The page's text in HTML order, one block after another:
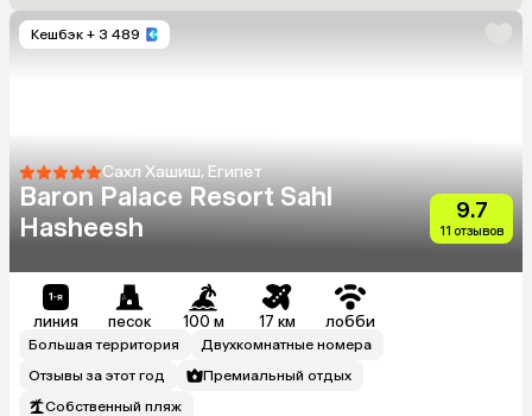
Кешбэк + 3 489
Сахл Хашиш, Египет
Baron Palace Resort Sahl
Hasheesh
9.7
11 отзывов
линия песок 100 м 17 км лобби
Большая территория
Двухкомнатные номера
Отзывы за этот год
Премиальный отдых
Собственный пляж